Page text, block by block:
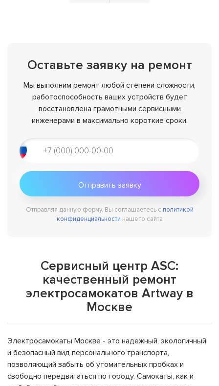
Оставьте заявку на ремонт
Мы выполним ремонт любой степени сложности,
работоспособность ваших устройств будет
восстановлена грамотными сервисными
инженерами в максимально короткие сроки.
Отправляя данную форму, Вы соглашаетесь с политикой
конфиденциальности нашего сайта
Сервисный центр ASC:
качественный ремонт
электросамокатов Artway в
Москве
Электросамокаты Москве - это надежный, экологичный
и безопасный вид персонального транспорта,
позволяющий забыть об утомительных пробках и
свободно передвигаться по городу. Самокаты, как и